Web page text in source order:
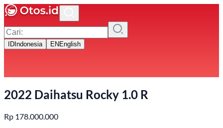
ID Indonesia EN English
2022 Daihatsu Rocky 1.0 R
Rp 178.000.000